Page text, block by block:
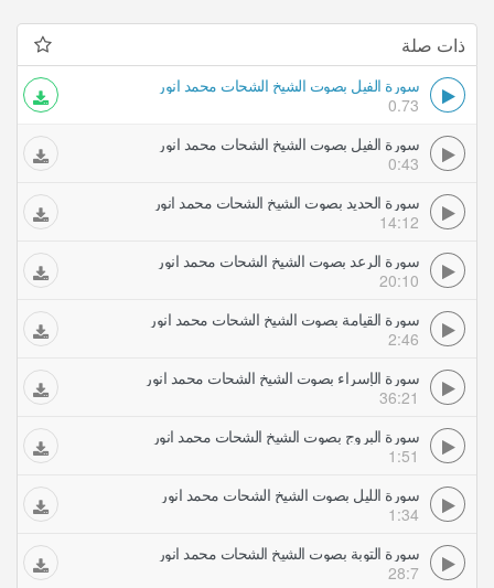
ذات صلة
سورة الفيل بصوت الشيخ الشحات محمد انور
0.73
سورة الفيل بصوت الشيخ الشحات محمد انور
0:43
سورة الحديد بصوت الشيخ الشحات محمد انور
14:12
سورة الرعد بصوت الشيخ الشحات محمد انور
20:10
سورة القيامة بصوت الشيخ الشحات محمد انور
2:46
سورة الإسراء بصوت الشيخ الشحات محمد انور
36:21
سورة البروج بصوت الشيخ الشحات محمد انور
1:51
سورة الليل بصوت الشيخ الشحات محمد انور
1:34
سورة التوبة بصوت الشيخ الشحات محمد انور
28:7